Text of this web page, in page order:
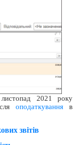
2021 року
оподаткуванняв
звітів